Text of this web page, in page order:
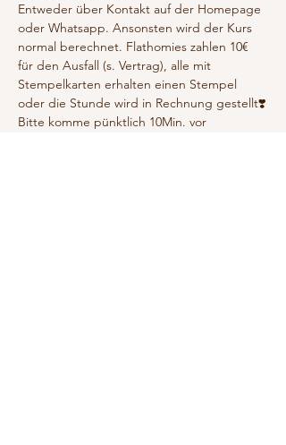
Entweder über Kontakt auf der Homepage
oder Whatsapp. Ansonsten wird der Kurs
normal berechnet. Flathomies zahlen 10€
für den Ausfall (s. Vertrag), alle mit
Stempelkarten erhalten einen Stempel
oder die Stunde wird in Rechnung gestellt❣️
Bitte komme pünktlich 10Min. vor